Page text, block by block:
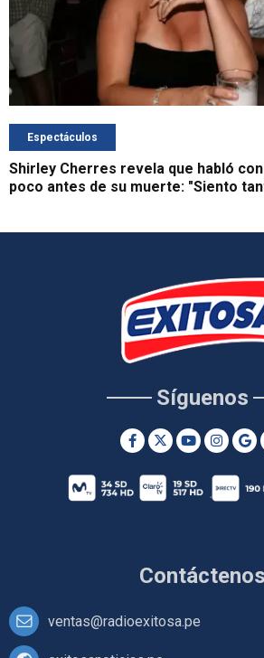
Espectáculos
Shirley Cherres revela que habló
poco antes de su muerte: "Siento
Contáctenos
ventas@radioexitosa.pe
Síguenos